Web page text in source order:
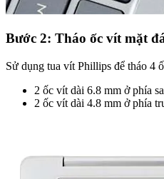
Bước 2: Tháo ốc vít mặt
Sử dụng tua vít Phillips để tháo 4
2 ốc vít dài 6.8 mm ở phía
2 ốc vít dài 4.8 mm ở phía